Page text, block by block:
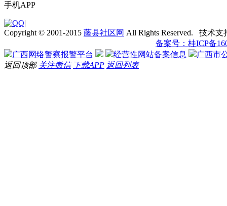
手机APP
|
Copyright © 2001-2015 藤县社区网 All Rights Reserved. 技术支
备案号：桂ICP备
广西网络警察报警平台
经营性网站备案信息
广西市
返回顶部 关注微信 下载APP 返回列表